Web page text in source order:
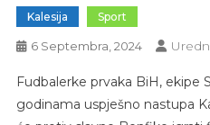
Kalesija Sport
6 Septembra, 2024
Fudbalerke prvaka BiH, ekipe
godinama uspješno nastupa